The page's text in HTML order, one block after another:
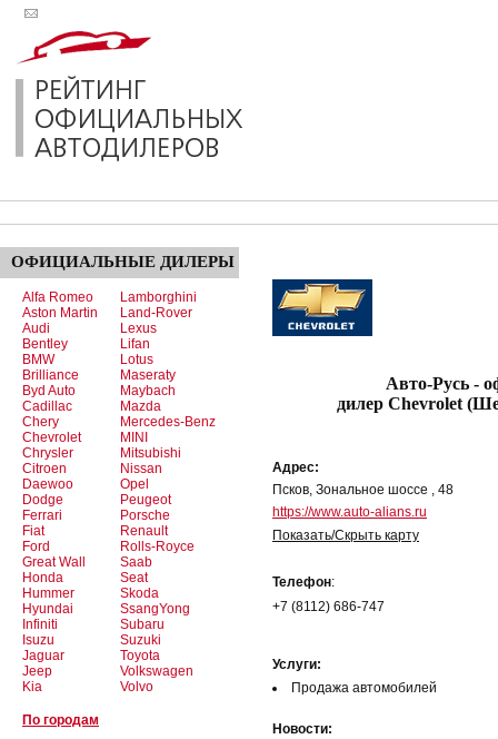
ОФИЦИАЛЬНЫЕ ДИЛЕРЫ
Alfa Romeo
Aston Martin
Audi
Bentley
BMW
Brilliance
Byd Auto
Cadillac
Chery
Chevrolet
Chrysler
Citroen
Daewoo
Dodge
Ferrari
Fiat
Ford
Great Wall
Honda
Hummer
Hyundai
Infiniti
Isuzu
Jaguar
Jeep
Kia
Lamborghini
Land-Rover
Lexus
Lifan
Lotus
Maseraty
Maybach
Mazda
Mercedes-Benz
MINI
Mitsubishi
Nissan
Opel
Peugeot
Porsche
Renault
Rolls-Royce
Saab
Seat
Skoda
SsangYong
Subaru
Suzuki
Toyota
Volkswagen
Volvo
По городам
Авто-Русь -
дилер Chevrolet
Адрес:
Псков, Зональное шоссе , 48
https://www.auto-alians.ru
Показать/Скрыть карту
Телефон:
+7 (8112) 686-747
Услуги:
Продажа автомобилей
Новости: